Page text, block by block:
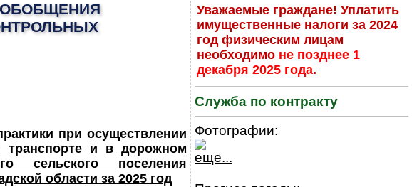
при осуществлении
транспорте и в дорожном
сельского поселения
области за 2025 год
Уважаемые граждане! Уплатить
имущественные налоги за 2024
год физическим лицам
необходимо не позднее 1
декабря 2025 года.
Служба по контракту
Фотографии:
еще...